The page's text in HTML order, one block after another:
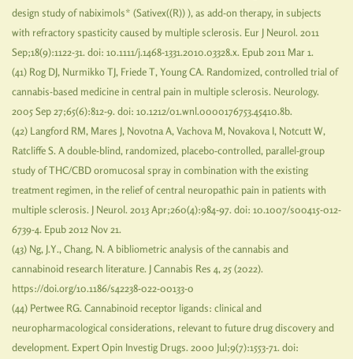
design study of nabiximols* (Sativex((R)) ), as add-on therapy, in subjects
with refractory spasticity caused by multiple sclerosis. Eur J Neurol. 2011
Sep;18(9):1122-31. doi: 10.1111/j.1468-1331.2010.03328.x. Epub 2011 Mar 1.
(41) Rog DJ, Nurmikko TJ, Friede T, Young CA. Randomized, controlled trial of
cannabis-based medicine in central pain in multiple sclerosis. Neurology.
2005 Sep 27;65(6):812-9. doi: 10.1212/01.wnl.0000176753.45410.8b.
(42) Langford RM, Mares J, Novotna A, Vachova M, Novakova I, Notcutt W,
Ratcliffe S. A double-blind, randomized, placebo-controlled, parallel-group
study of THC/CBD oromucosal spray in combination with the existing
treatment regimen, in the relief of central neuropathic pain in patients with
multiple sclerosis. J Neurol. 2013 Apr;260(4):984-97. doi: 10.1007/s00415-012-
6739-4. Epub 2012 Nov 21.
(43) Ng, J.Y., Chang, N. A bibliometric analysis of the cannabis and
cannabinoid research literature. J Cannabis Res 4, 25 (2022).
https://doi.org/10.1186/s42238-022-00133-0
(44) Pertwee RG. Cannabinoid receptor ligands: clinical and
neuropharmacological considerations, relevant to future drug discovery and
development. Expert Opin Investig Drugs. 2000 Jul;9(7):1553-71. doi: